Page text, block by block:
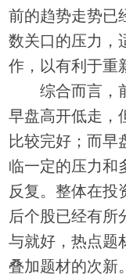
前的趋势走势已
数关口的压力，
作，以有利于重
综合而言，前
早盘高开低走，
比较完好；而早
临一定的压力和
反复。整体在投
后个股已经有所
与就好，热点题
叠加题材的次新。